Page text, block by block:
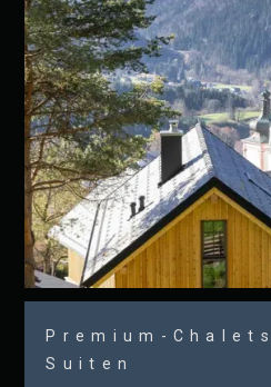
Premium-
Suiten